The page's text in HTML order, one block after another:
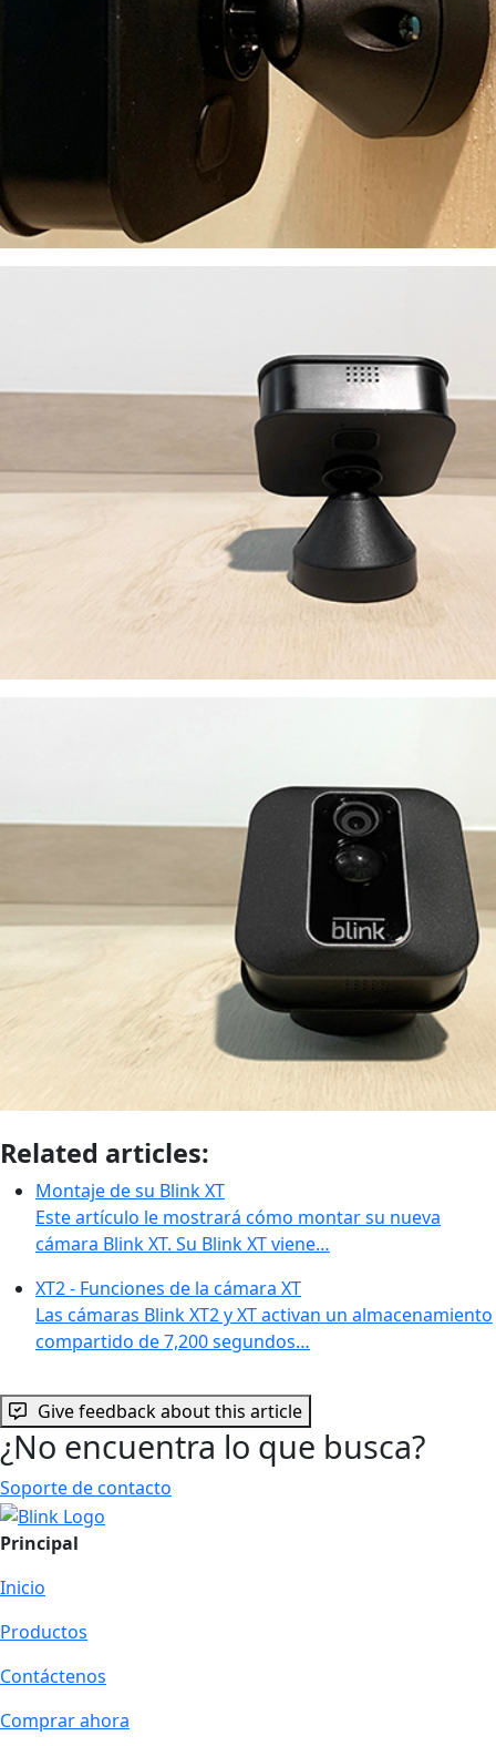
Related articles:
Montaje de su Blink XT
Este artículo le mostrará cómo montar su nueva
cámara Blink XT. Su Blink XT viene…
XT2 - Funciones de la cámara XT
Las cámaras Blink XT2 y XT activan un almacenamiento
compartido de 7,200 segundos…
Give feedback about this article
¿No encuentra lo que busca?
Soporte de contacto
Principal
Inicio
Productos
Contáctenos
Comprar ahora